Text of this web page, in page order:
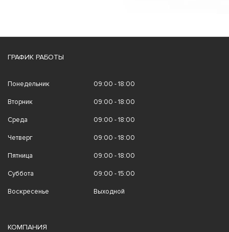
ГРАФИК РАБОТЫ
Понедельник 09:00 - 18:00
Вторник 09:00 - 18:00
Среда 09:00 - 18:00
Четверг 09:00 - 18:00
Пятница 09:00 - 18:00
Суббота 09:00 - 15:00
Воскресенье Выходной
КОМПАНИЯ